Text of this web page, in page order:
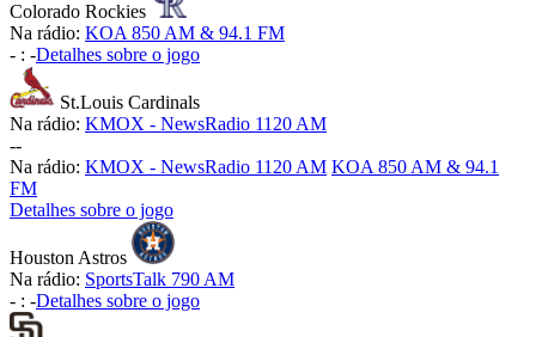
Colorado Rockies
Na rádio: KOA 850 AM & 94.1 FM
- : -Detalhes sobre o jogo
St.Louis Cardinals
Na rádio: KMOX - NewsRadio 1120 AM
--
Na rádio: KMOX - NewsRadio 1120 AM KOA 850 AM & 94.1
FM
Detalhes sobre o jogo
Houston Astros
Na rádio: SportsTalk 790 AM
- : -Detalhes sobre o jogo